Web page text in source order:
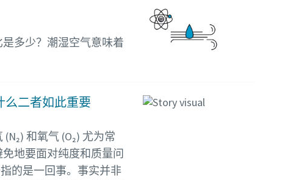
多少？潮湿空气意味着
么二者如此重要
和氧气 (O₂) 尤为常
地要面对纯度和质量问
的是一回事。事实并非